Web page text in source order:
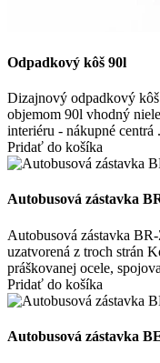
Odpadkový kôš 90l
Dizajnový odpadkový
objemom 90l vhodný
interiéru - nákupné centrá
Pridať do košíka
Autobusová zástavka
Autobusová zástavka
uzatvorená z troch strán
práškovanej ocele,
Pridať do košíka
Autobusová zástavka